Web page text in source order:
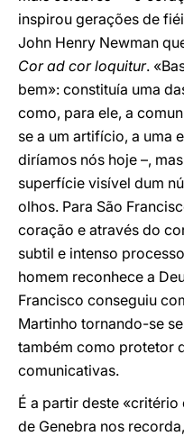
inspirou gerações de
John Henry Newman
Cor ad cor loquitur.
bem»: constituía uma
como, para ele, a
se a um artifício, a uma
diríamos nós hoje –,
superfície visível dum
olhos. Para São
coração e através do
subtil e intenso
homem reconhece a
Francisco conseguiu
Martinho tornando-se
também como protetor
comunicativas.
É a partir deste
de Genebra nos